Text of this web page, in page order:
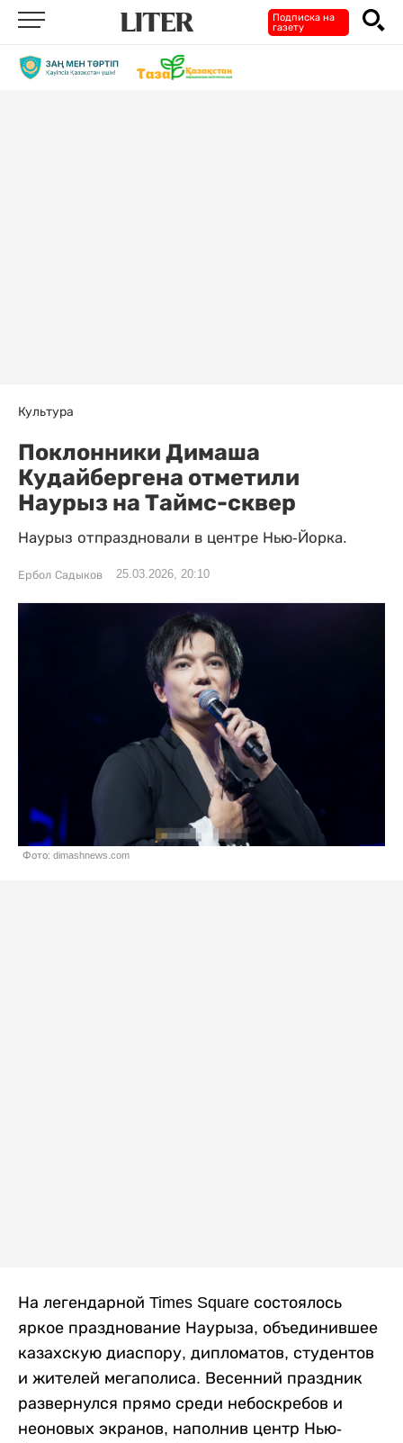
Подписка на
газету
Культура
Поклонники Димаша
Кудайбергена отметили
Наурыз на Таймс-сквер
Наурыз отпраздновали в центре Нью-Йорка.
Ербол Садыков 25.03.2026, 20:10
Фото: dimashnews.com
На легендарной Times Square состоялось
яркое празднование Наурыза, объединившее
казахскую диаспору, дипломатов, студентов
и жителей мегаполиса. Весенний праздник
развернулся прямо среди небоскребов и
неоновых экранов, наполнив центр Нью-